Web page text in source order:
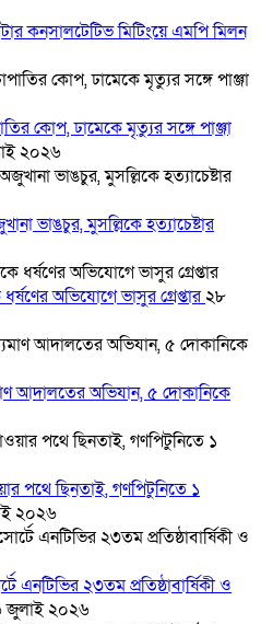
কনসালটেটিভ মিটিংয়ে এমপি মিলন
কোপ, ঢামেকে মৃত্যুর সঙ্গে পাঞ্জা
২০২৬
ভাঙচুর, মুসল্লিকে হত্যাচেষ্টার
ধর্ষণের অভিযোগে ভাসুর গ্রেপ্তার২৮
আদালতের অভিযান, ৫ দোকানিকে
পথে ছিনতাই, গণপিটুনিতে ১
২০২৬
এনটিভির ২৩তম প্রতিষ্ঠাবার্ষিকী ও
জুলাই ২০২৬